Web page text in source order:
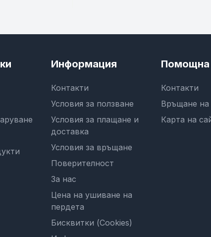
Информация
Контакти
Условия за ползване
Условия за плащане и
доставка
Условия за връщане
Поверителност
За нас
Цена на ушиване на
пердета
Бисквитки (Cookies)
Помощна
Контакти
Връщане на
Карта на